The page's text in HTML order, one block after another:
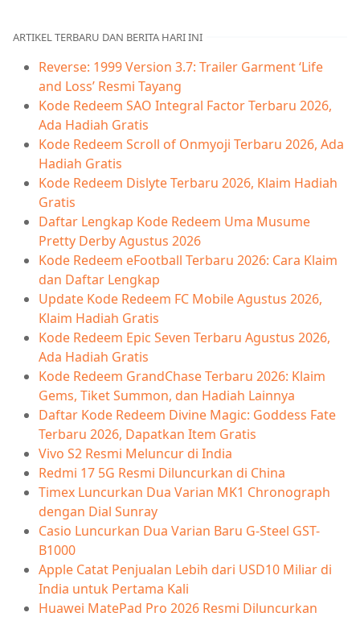
ARTIKEL TERBARU DAN BERITA HARI INI
Reverse: 1999 Version 3.7: Trailer Garment ‘Life
and Loss’ Resmi Tayang
Kode Redeem SAO Integral Factor Terbaru 2026,
Ada Hadiah Gratis
Kode Redeem Scroll of Onmyoji Terbaru 2026, Ada
Hadiah Gratis
Kode Redeem Dislyte Terbaru 2026, Klaim Hadiah
Gratis
Daftar Lengkap Kode Redeem Uma Musume
Pretty Derby Agustus 2026
Kode Redeem eFootball Terbaru 2026: Cara Klaim
dan Daftar Lengkap
Update Kode Redeem FC Mobile Agustus 2026,
Klaim Hadiah Gratis
Kode Redeem Epic Seven Terbaru Agustus 2026,
Ada Hadiah Gratis
Kode Redeem GrandChase Terbaru 2026: Klaim
Gems, Tiket Summon, dan Hadiah Lainnya
Daftar Kode Redeem Divine Magic: Goddess Fate
Terbaru 2026, Dapatkan Item Gratis
Vivo S2 Resmi Meluncur di India
Redmi 17 5G Resmi Diluncurkan di China
Timex Luncurkan Dua Varian MK1 Chronograph
dengan Dial Sunray
Casio Luncurkan Dua Varian Baru G-Steel GST-
B1000
Apple Catat Penjualan Lebih dari USD10 Miliar di
India untuk Pertama Kali
Huawei MatePad Pro 2026 Resmi Diluncurkan